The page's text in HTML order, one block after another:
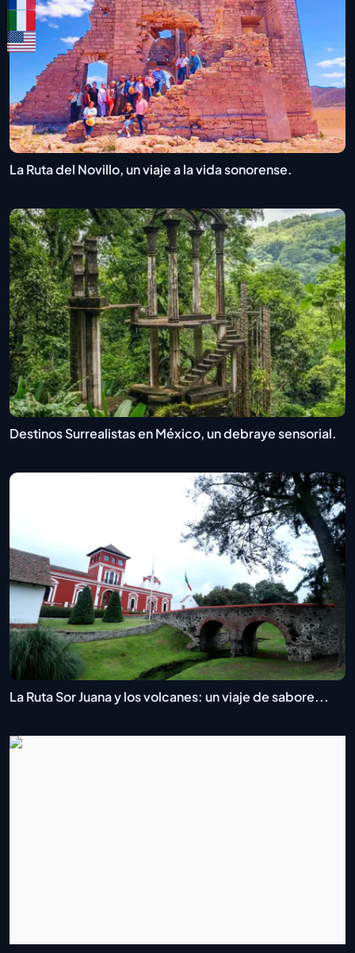
La Ruta del Novillo, un viaje a la vida sonorense.
Destinos Surrealistas en México, un debraye sensorial.
La Ruta Sor Juana y los volcanes: un viaje de sabore...